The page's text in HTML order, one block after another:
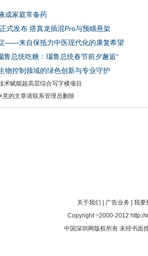
成家庭常备药
式发布 搭真龙插混Pro与预瞄悬架
——来自保抵力中医现代化的康复希望
鲁总统吃糖：瑙鲁总统春节前夕邂逅“
物控制领域的绿色创新与专业守护
术赋能超高层综合写字楼项目
的文章请联系管理员删除
关于我们 广告业务
我要
Copyright ~2000-2012 http://
中国深圳网版权所有 未经书面